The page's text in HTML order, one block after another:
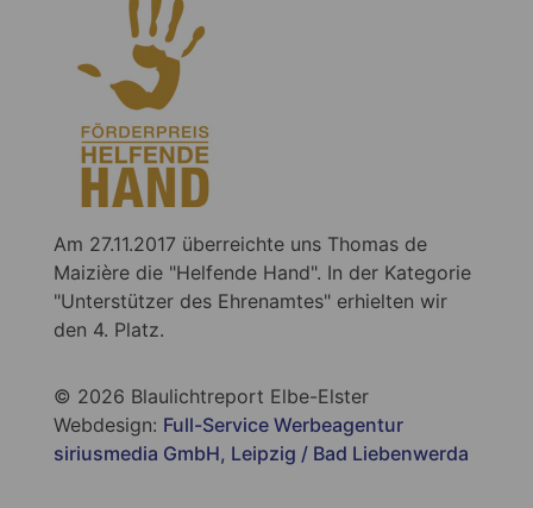
Am 27.11.2017 überreichte uns Thomas de
Maizière die "Helfende Hand". In der Kategorie
"Unterstützer des Ehrenamtes" erhielten wir
den 4. Platz.
© 2026 Blaulichtreport Elbe-Elster
Webdesign: Full-Service Werbeagentur
siriusmedia GmbH, Leipzig / Bad Liebenwerda